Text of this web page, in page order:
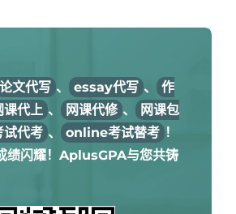
论文代写 、 essay代写 、
作
课代上 、 网课代修 、
网课包
试代考 、 online考试替考 ！
绩闪耀！AplusGPA与您共铸